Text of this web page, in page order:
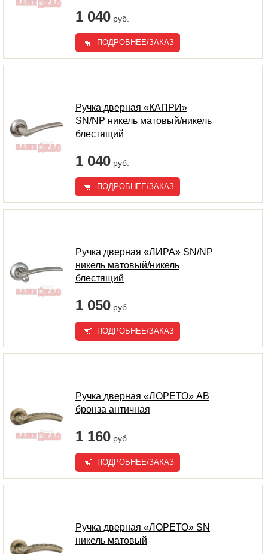
1 040 руб.
ПОДРОБНЕЕ/ЗАКАЗ
Ручка дверная «КАПРИ»
SN/NP никель матовый/никель
блестящий
1 040 руб.
ПОДРОБНЕЕ/ЗАКАЗ
Ручка дверная «ЛИРА» SN/NP
никель матовый/никель
блестящий
1 050 руб.
ПОДРОБНЕЕ/ЗАКАЗ
Ручка дверная «ЛОРЕТО» AB
бронза античная
1 160 руб.
ПОДРОБНЕЕ/ЗАКАЗ
Ручка дверная «ЛОРЕТО» SN
никель матовый